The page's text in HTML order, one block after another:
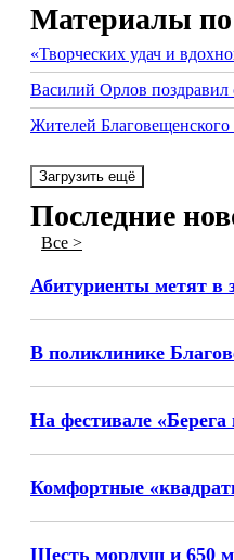
Материалы по
«Творческих удач и
Василий Орлов поздравил
Жителей
Загрузить ещё
Последние
Все >
Абитуриенты метят в
В поликлинике
На фестивале
Комфортные
Шесть мордуш и 650